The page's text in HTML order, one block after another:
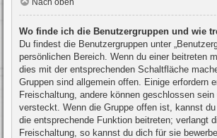
Wo finde ich die Benutzergruppen und wie
Du findest die Benutzergruppen unter
persönlichen Bereich. Wenn du einer beitreten
dies mit der entsprechenden Schaltfläche
Gruppen sind allgemein offen. Einige erfordern
Freischaltung, andere können geschlossen
versteckt. Wenn die Gruppe offen ist, kannst
die entsprechende Funktion beitreten; verlangt
Freischaltung, so kannst du dich für sie